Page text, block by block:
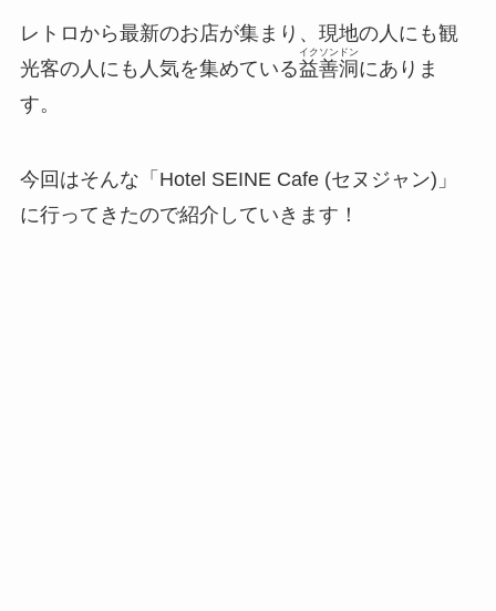
レトロから最新のお店が集まり、現地の人にも観
光客の人にも人気を集めている益善洞
イクソンドン
にありま
す。
今回はそんな「Hotel SEINE Cafe (セヌジャン)」
に行ってきたので紹介していきます！